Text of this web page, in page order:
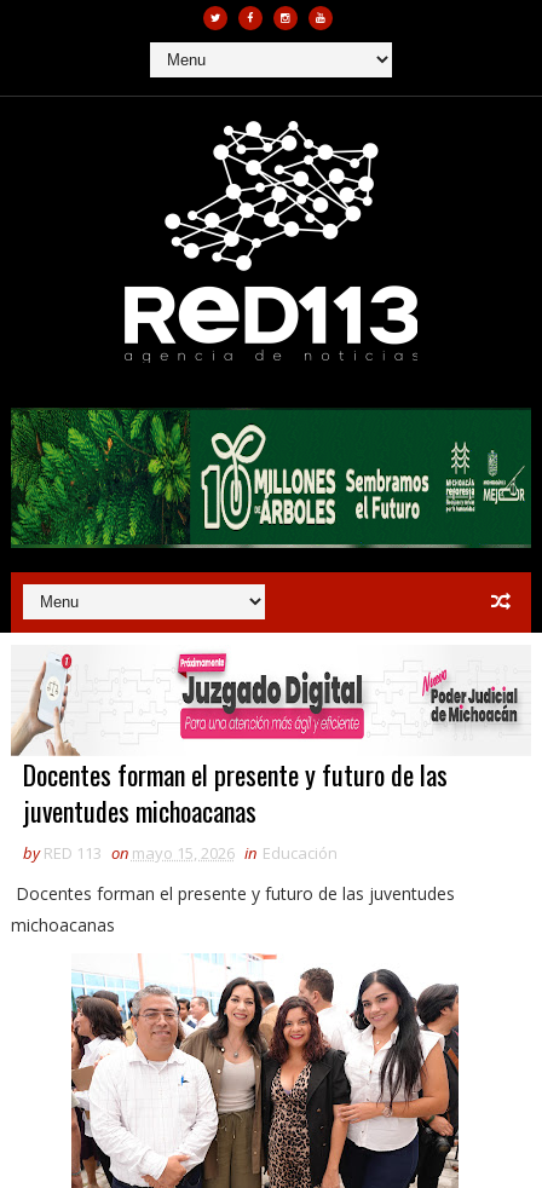
Docentes forman el presente y futuro de las
juventudes michoacanas
by RED 113 on mayo 15, 2026 in Educación
Docentes forman el presente y futuro de las juventudes
michoacanas